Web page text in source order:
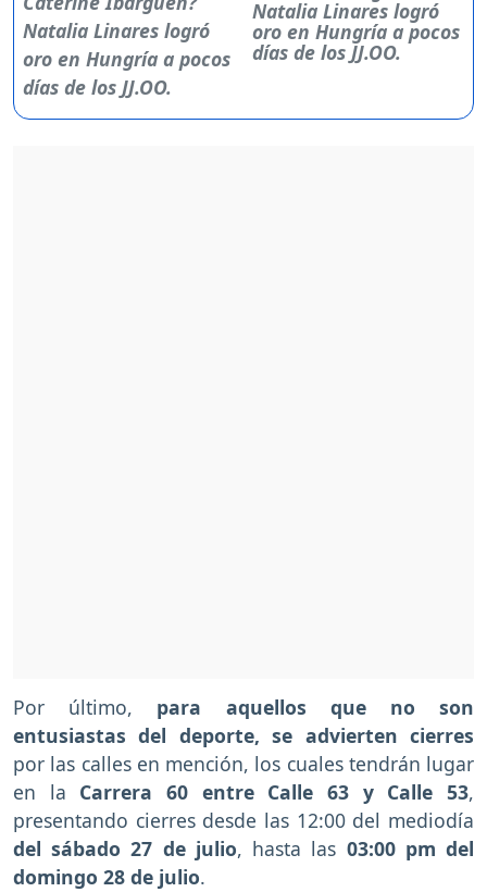
Natalia Linares logró
oro en Hungría a pocos
días de los JJ.OO.
Por último, para aquellos que no son
entusiastas del deporte, se advierten cierres
por las calles en mención, los cuales tendrán lugar
en la Carrera 60 entre Calle 63 y Calle 53,
presentando cierres desde las 12:00 del mediodía
del sábado 27 de julio, hasta las 03:00 pm del
domingo 28 de julio.